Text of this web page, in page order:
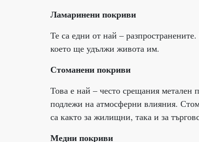
Ламаринени покриви
Те са едни от най –
което ще удължи живота им.
Стоманени покриви
Това е най – често срещания метален
подлежи на атмосферни влияния.
са както за жилищни, така и за
Медни покриви